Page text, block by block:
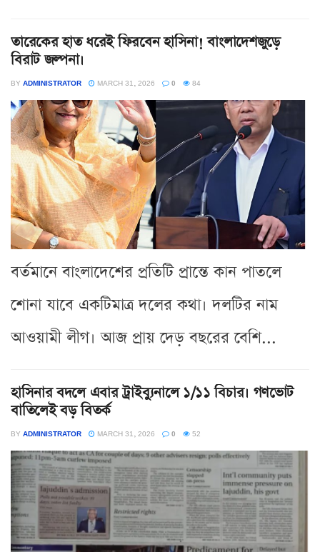
তারেকের হাত ধরেই ফিরবেন হাসিনা! বাংলাদেশজুড়ে
বিরাট জল্পনা।
BY ADMINISTRATOR MARCH 31, 2026 0 84
বর্তমানে বাংলাদেশের প্রতিটি প্রান্তে কান পাতলে
শোনা যাবে একটিমাত্র দলের কথা। দলটির নাম
আওয়ামী লীগ। আজ প্রায় দেড় বছরের বেশি...
হাসিনার বদলে এবার ট্রাইব্যুনালে ১/১১ বিচার। গণভোট
বাতিলেই বড় বিতর্ক
BY ADMINISTRATOR MARCH 31, 2026 0 52